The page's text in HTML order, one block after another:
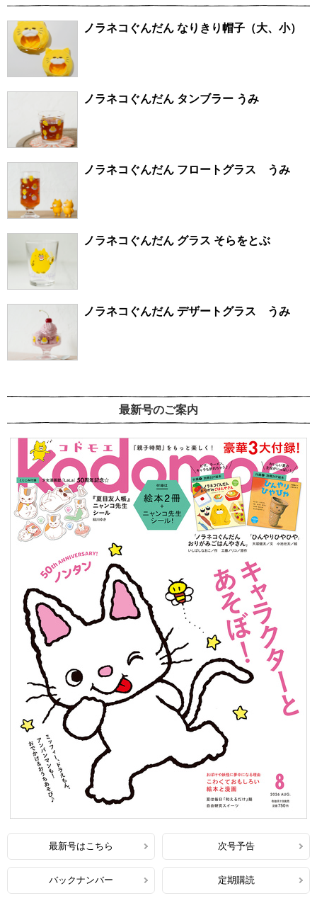
ノラネコぐんだん なりきり帽子（大、小）
ノラネコぐんだん タンブラー うみ
ノラネコぐんだん フロートグラス うみ
ノラネコぐんだん グラス そらをとぶ
ノラネコぐんだん デザートグラス うみ
最新号のご案内
最新号はこちら 次号予告
バックナンバー 定期購読